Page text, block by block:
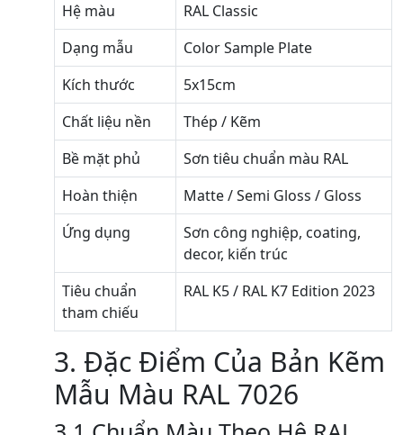
Hệ màu
RAL Classic
Dạng mẫu
Color Sample Plate
Kích thước
5x15cm
Chất liệu nền
Thép / Kẽm
Bề mặt phủ
Sơn tiêu chuẩn màu RAL
Hoàn thiện
Matte / Semi Gloss / Gloss
Ứng dụng
Sơn công nghiệp, coating,
decor, kiến trúc
Tiêu chuẩn
tham chiếu
RAL K5 / RAL K7 Edition 2023
3. Đặc Điểm Của Bản Kẽm
Mẫu Màu RAL 7026